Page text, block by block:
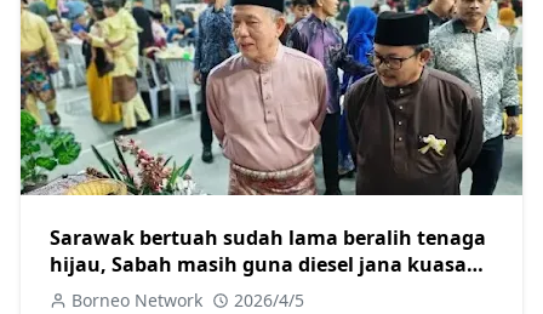
Sarawak bertuah sudah lama beralih tenaga
hijau, Sabah masih guna diesel jana kuasa
elektrik
Borneo Network 2026/4/5